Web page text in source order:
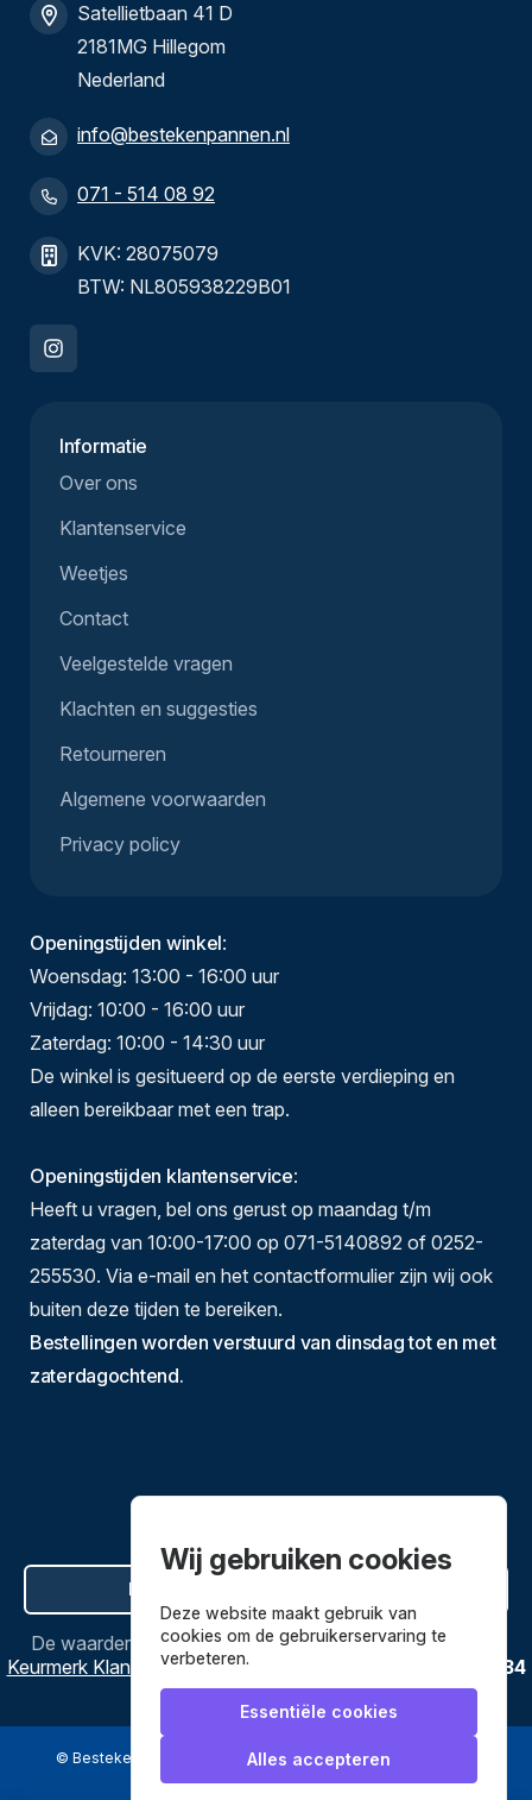
Satellietbaan 41 D
2181MG Hillegom
Nederland
info@bestekenpannen.nl
071 - 514 08 92
KVK: 28075079
BTW: NL805938229B01
Informatie
Over ons
Klantenservice
Weetjes
Contact
Veelgestelde vragen
Klachten en suggesties
Retourneren
Algemene voorwaarden
Privacy policy
Openingstijden winkel:
Woensdag: 13:00 - 16:00 uur
Vrijdag: 10:00 - 16:00 uur
Zaterdag: 10:00 - 14:30 uur
De winkel is gesitueerd op de eerste verdieping en
alleen bereikbaar met een trap.
Openingstijden klantenservice:
Heeft u vragen, bel ons gerust op maandag t/m
zaterdag van 10:00-17:00 op 071-5140892 of 0252-
255530. Via e-mail en het contactformulier zijn wij ook
buiten deze tijden te bereiken.
Bestellingen worden verstuurd van dinsdag tot en met
zaterdagochtend.
Hier de overeenkomst ontbinden
De waardering vanBestekenpannen.nlbijWebwinkel
Keurmerk Klantbeoordelingen
3634
reviews.
© Bestekenpannen.nl 2026 een webshop van
Wij gebruiken cookies
Deze website maakt gebruik van
cookies om de gebruikerservaring te
verbeteren.
Essentiële cookies
Alles accepteren